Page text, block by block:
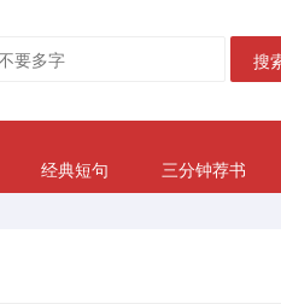
搜
经典短句 三分钟荐书